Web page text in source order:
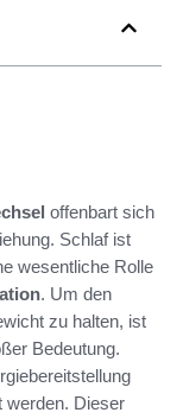
offenbart sich
Schlaf ist
wesentliche Rolle
. Um den
zu halten, ist
Bedeutung.
werden. Dieser